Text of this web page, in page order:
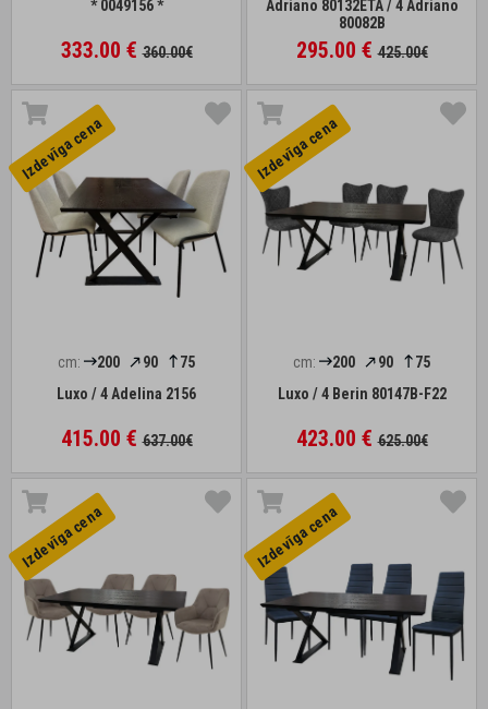
* 0049156 *
333.00 €360.00€
Adriano 80132ETA / 4 Adriano
80082B
295.00 €425.00€
Izdevīga cena
cm: 200 90
75
Luxo / 4 Adelina 2156
415.00 €637.00€
Izdevīga cena
cm: 200 90
75
Luxo / 4 Berin 80147B-F22
423.00 €625.00€
Izdevīga cena Izdevīga cena